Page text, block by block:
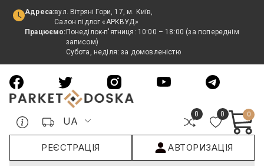
Адреса:вул. Вітряні Гори, 17, м. Київ,
Салон підлог «АРКВУД»
Працюємо: Понеділок-п'ятниця: 10:00 – 18:00 (за попереднім
записом)
Субота, неділя: за домовленістю
UA
0 0 0
РЕЄСТРАЦІЯ АВТОРИЗАЦІЯ